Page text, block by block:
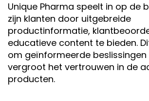
Unique Pharma speelt in op de
zijn klanten door uitgebreide
productinformatie,
educatieve content te bieden.
om geïnformeerde beslissingen
vergroot het vertrouwen in de
producten.